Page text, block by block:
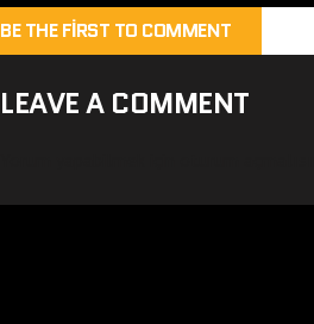
BE THE FIRST TO COMMENT
LEAVE A COMMENT